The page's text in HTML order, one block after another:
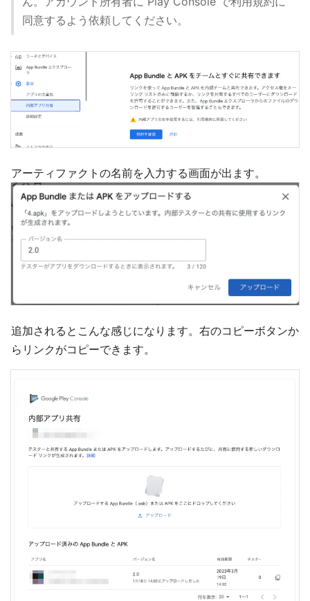
同意するよう依頼してください。
アーティファクトの名前を入力する画面が出ます。
追加されるとこんな感じになります。右のコピーボタンか
らリンクがコピーできます。